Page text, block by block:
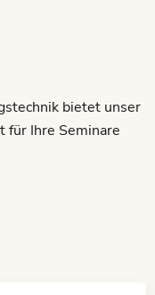
bietet unser
für Ihre Seminare